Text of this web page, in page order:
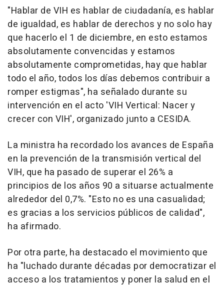
"Hablar de VIH es hablar de ciudadanía, es hablar
de igualdad, es hablar de derechos y no solo hay
que hacerlo el 1 de diciembre, en esto estamos
absolutamente convencidas y estamos
absolutamente comprometidas, hay que hablar
todo el año, todos los días debemos contribuir a
romper estigmas", ha señalado durante su
intervención en el acto 'VIH Vertical: Nacer y
crecer con VIH', organizado junto a CESIDA.
La ministra ha recordado los avances de España
en la prevención de la transmisión vertical del
VIH, que ha pasado de superar el 26% a
principios de los años 90 a situarse actualmente
alrededor del 0,7%. "Esto no es una casualidad;
es gracias a los servicios públicos de calidad",
ha afirmado.
Por otra parte, ha destacado el movimiento que
ha "luchado durante décadas por democratizar el
acceso a los tratamientos y poner la salud en el